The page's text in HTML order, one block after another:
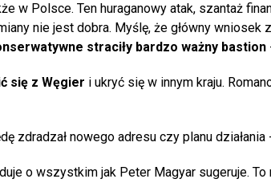
w Polsce. Ten huraganowy atak, szantaż
nie jest dobra. Myślę, że główny wniosek
straciły bardzo ważny bastion
się z Węgier i ukryć się w innym kraju.
zdradzał nowego adresu czy planu działania
o wszystkim jak Peter Magyar sugeruje. To